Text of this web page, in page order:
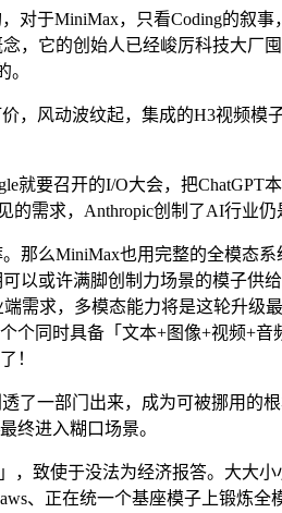
于MiniMax，只看Coding的叙
，它的创始人已经峻厉科技大厂
风动波纹起，集成的H3视频模子
要召开的I/O大会，把ChatGPT
需求，Anthropic创制了AI行业
MiniMax也用完整的全模态系
或许满脚创制力场景的模子供
需求，多模态能力将是这轮升级
同时具备「文本+图像+视频+
！
一部门出来，成为可被挪用的
终进入糊口场景。
致使于没法为经济报答。大大
、正在统一个基座模子上锻炼